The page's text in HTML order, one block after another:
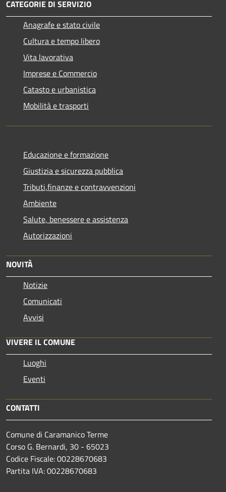
CATEGORIE DI SERVIZIO
Anagrafe e stato civile
Cultura e tempo libero
Vita lavorativa
Imprese e Commercio
Catasto e urbanistica
Mobilità e trasporti
Educazione e formazione
Giustizia e sicurezza pubblica
Tributi,finanze e contravvenzioni
Ambiente
Salute, benessere e assistenza
Autorizzazioni
NOVITÀ
Notizie
Comunicati
Avvisi
VIVERE IL COMUNE
Luoghi
Eventi
CONTATTI
Comune di Caramanico Terme
Corso G. Bernardi, 30 - 65023
Codice Fiscale: 00228670683
Partita IVA: 00228670683